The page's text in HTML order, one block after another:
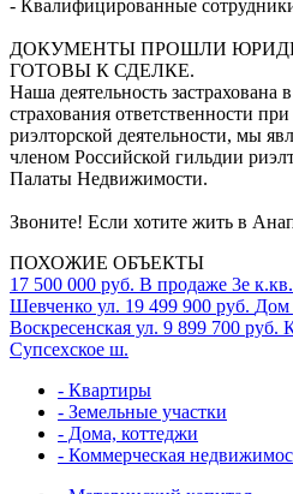
- Квалифицированные
ДОКУМЕНТЫ ПРОШЛИ
ГОТОВЫ К СДЕЛКЕ.
Наша деятельность застрахована
страхования ответственности
риэлторской деятельности, мы
членом Российской гильдии
Палаты Недвижимости.
Звоните! Если хотите жить в
ПОХОЖИЕ ОБЪЕКТЫ
17 500 000 руб. В продаже 3е
Шевченко ул. 19 499 900 руб. Дом
Воскресенская ул. 9 899 700 руб.
Супсехское ш.
- Квартиры
- Земельные участки
- Дома, коттеджи
- Коммерческая